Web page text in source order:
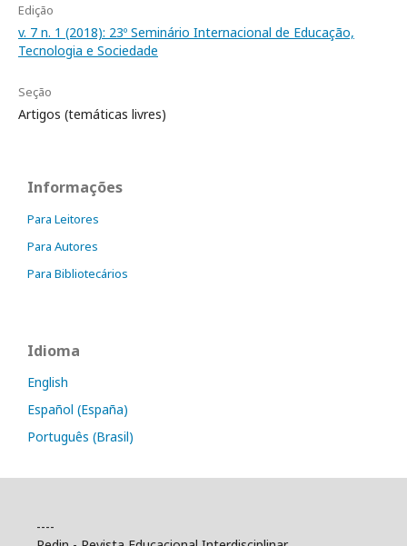
Edição
v. 7 n. 1 (2018): 23º Seminário Internacional de Educação,
Tecnologia e Sociedade
Seção
Artigos (temáticas livres)
Informações
Para Leitores
Para Autores
Para Bibliotecários
Idioma
English
Español (España)
Português (Brasil)
----